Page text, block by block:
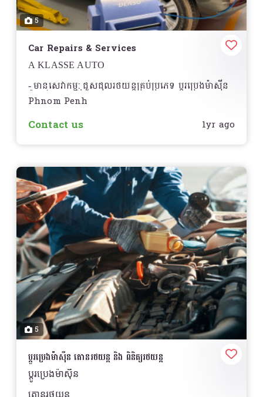
5
Car Repairs & Services
A KLASSE AUTO
-មានសេវាកម្ម: ជួសជុលរថយន្តគ្រប់ប្រភេទ ប្តូរប្រេងម៉ាសុីន
ប៉ះកង់ឡានចល័ត។ល។
Phnom Penh
Contact us 1yr ago
5
ប្តូរប្រេងម៉ាសុីន តោនរថយន្ត និង ពិនិត្យរថយន្ត
ប្តូរប្រេងម៉ាសុីន
តោនរថយន្ត